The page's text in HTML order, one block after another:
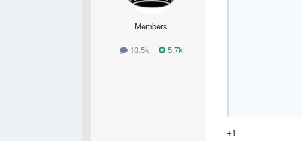
Members
10.5k 5.7k
+1